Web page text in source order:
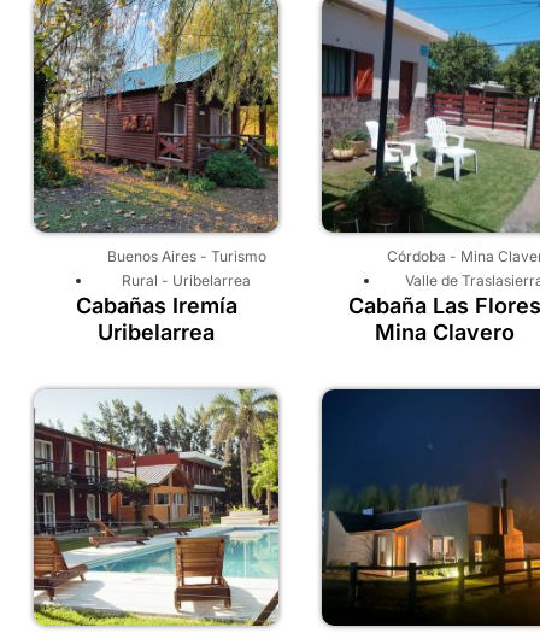
Buenos Aires- Turismo
Rural - Uribelarrea
Cabañas Iremía
Uribelarrea
Córdoba - Mina
Valle de
Cabaña Las Flores
Mina Clavero